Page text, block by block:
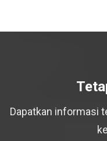
Dapatkan informasi